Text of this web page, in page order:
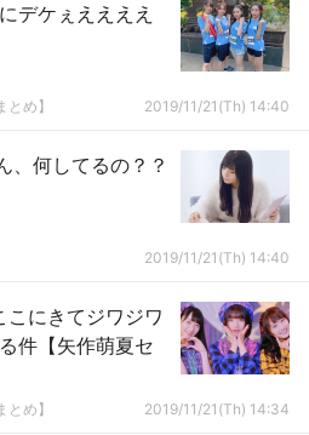
デケぇええええ
め】 2019/11/21(Th) 14:40
、何してるの？？
2019/11/21(Th) 14:40
こにきてジワジワ
件【矢作萌夏セ
め】 2019/11/21(Th) 14:34